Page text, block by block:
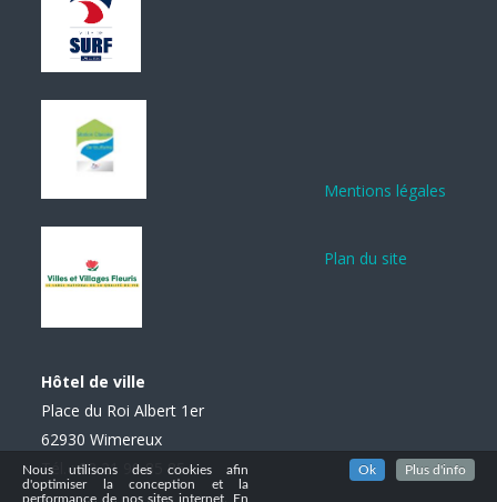
Hôtel de ville
Place du Roi Albert 1er
62930 Wimereux
Tél. : 03 21 99 85 85
Mentions légales
Plan du site
Nous utilisons des cookies afin
d'optimiser la conception et la
performance de nos sites internet. En
Ok Plus d'info